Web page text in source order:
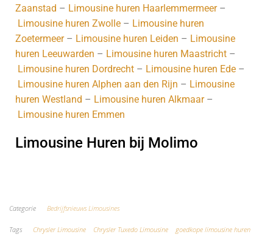
Zaanstad – Limousine huren Haarlemmermeer–
Limousine huren Zwolle – Limousine huren
Zoetermeer– Limousine huren Leiden – Limousine
huren Leeuwarden – Limousine huren Maastricht –
Limousine huren Dordrecht – Limousine huren Ede –
Limousine huren Alphen aan den Rijn – Limousine
huren Westland – Limousine huren Alkmaar–
Limousine huren Emmen
Limousine Huren bij Molimo
Categorie Bedrijfsnieuws Limousines
Tags Chrysler Limousine Chrysler Tuxedo Limousine goedkope limousine huren